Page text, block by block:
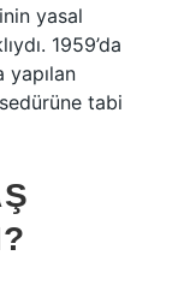
yasal
1959’da
yapılan
tabi